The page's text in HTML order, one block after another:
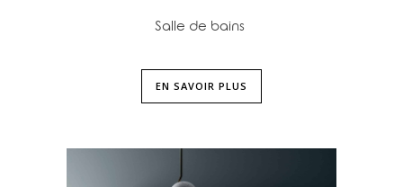
Salle de bains
EN SAVOIR PLUS